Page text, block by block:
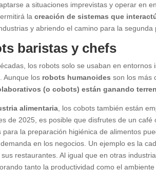
a situaciones imprevistas y operar en
lacreación de sistemas que
y abriendo el camino para la segunda
baristas y chefs
los robots solo se usaban en
. Aunque los robots humanoides son los más
(o cobots) están ganando
alimentaria , los cobots también están
de 2025, es posible que disfrutes de un
para la preparación higiénica de alimentos
en los negocios. Un ejemplo es la
restaurantes. Al igual que en otras
tanto la productividad como el ambiente